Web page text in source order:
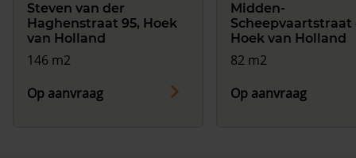
Steven van der
Haghenstraat 95, Hoek
van Holland
146 m2
Op aanvraag
Midden-
Scheepvaartstraat
Hoek van Holland
82 m2
Op aanvraag